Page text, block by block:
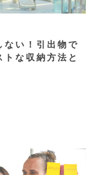
ない！引出物で
トな収納方法と